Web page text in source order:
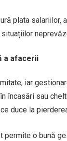
plata
a afacerii
iar
încasări sau
duce la
permite o bună